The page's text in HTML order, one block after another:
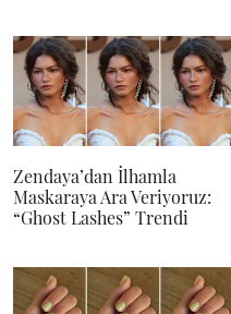
Zendaya’dan İlhamla
Maskaraya Ara Veriyoruz:
“Ghost Lashes” Trendi